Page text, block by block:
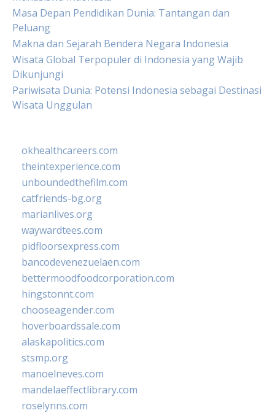
Masa Depan Pendidikan Dunia: Tantangan dan
Peluang
Makna dan Sejarah Bendera Negara Indonesia
Wisata Global Terpopuler di Indonesia yang Wajib
Dikunjungi
Pariwisata Dunia: Potensi Indonesia sebagai Destinasi
Wisata Unggulan
okhealthcareers.com
theintexperience.com
unboundedthefilm.com
catfriends-bg.org
marianlives.org
waywardtees.com
pidfloorsexpress.com
bancodevenezuelaen.com
bettermoodfoodcorporation.com
hingstonnt.com
chooseagender.com
hoverboardssale.com
alaskapolitics.com
stsmp.org
manoelneves.com
mandelaeffectlibrary.com
roselynns.com